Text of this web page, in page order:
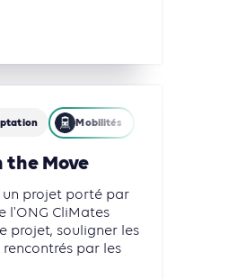
Mobilités
the Move
un projet porté par
l'ONG CliMates
projet, souligner les
par les